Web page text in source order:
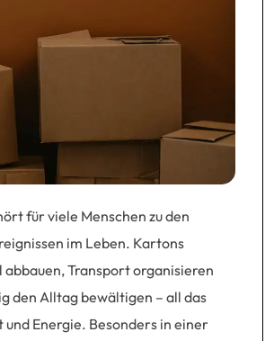
für viele Menschen zu den
im Leben. Kartons
abbauen, Transport organisieren
den Alltag bewältigen – all das
und Energie. Besonders in einer